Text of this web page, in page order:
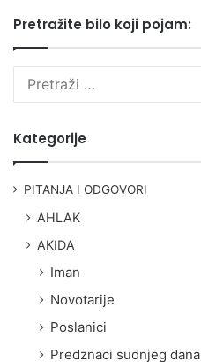
Pretražite bilo koji pojam:
Kategorije
PITANJA I ODGOVORI
AHLAK
AKIDA
Iman
Novotarije
Poslanici
Predznaci sudnjeg dana